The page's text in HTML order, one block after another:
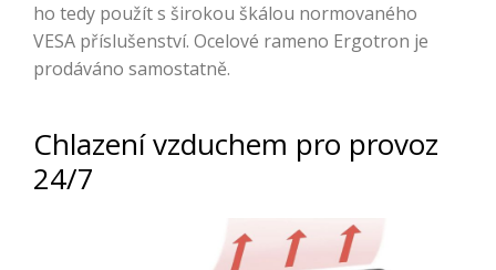
ho tedy použít s širokou škálou normovaného
VESA příslušenství. Ocelové rameno Ergotron je
prodáváno samostatně.
Chlazení vzduchem pro provoz
24/7